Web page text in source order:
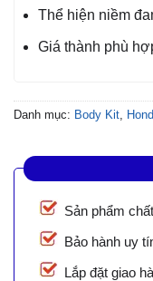
Thể hiện niềm
Giá thành phù
Danh mục: Body Kit,
Sản phẩm
Bảo hành uy
Lắp đặt giao